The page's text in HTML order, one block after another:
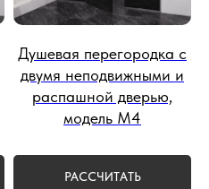
Душевая перегородка с
двумя неподвижными и
распашной дверью,
модель М4
РАССЧИТАТЬ